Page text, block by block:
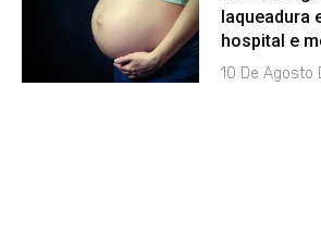
laqueadura
hospital e
10 De Agosto